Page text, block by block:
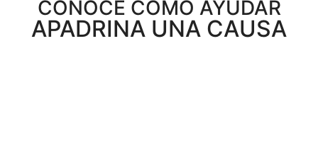
CONOCE CÓMO AYUDAR
APADRINA UNA CAUSA